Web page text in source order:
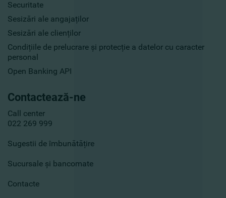
Securitate
Sesizări ale angajaților
Sesizări ale clienților
Condițiile de prelucrare și protecție a datelor cu caracter
personal
Open Banking API
Contactează-ne
Call center
022 269 999
Sugestii de îmbunătățire
Sucursale și bancomate
Contacte